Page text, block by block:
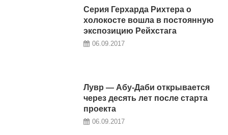
Серия Герхарда Рихтера о
холокосте вошла в постоянную
экспозицию Рейхстага
06.09.2017
Лувр — Абу-Даби открывается
через десять лет после старта
проекта
06.09.2017